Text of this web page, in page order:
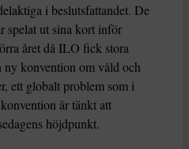
i beslutsfattandet. De
spelat ut sina kort inför
året då ILO fick stora
ny konvention om våld och
ett globalt problem som i
är tänkt att
höjdpunkt.